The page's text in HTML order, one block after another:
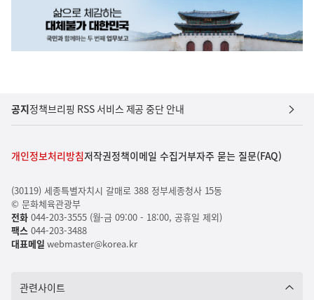
공지정책브리핑 RSS 서비스 제공 중단 안내
개인정보처리방침저작권정책이메일 수집거부자주 묻는 질문(FAQ)
(30119) 세종특별자치시 갈매로 388 정부세종청사 15동
© 문화체육관광부
전화044-203-3555 (월-금 09:00 - 18:00, 공휴일 제외)
팩스044-203-3488
대표메일 webmaster@korea.kr
관련사이트